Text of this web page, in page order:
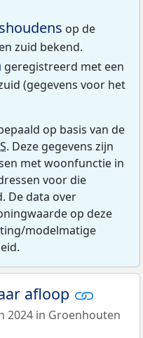
op de
zuid bekend.
geregistreerd met een
(gegevens voor het
op basis van de
. Deze gegevens zijn
met woonfunctie in
voor die
De data over
op deze
modelmatige
afloop
2024 in Groenhouten